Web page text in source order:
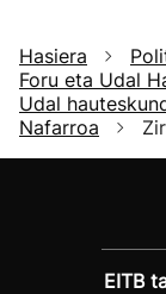
Hasiera
Foru eta Udal
Udal
Nafarroa
EITB